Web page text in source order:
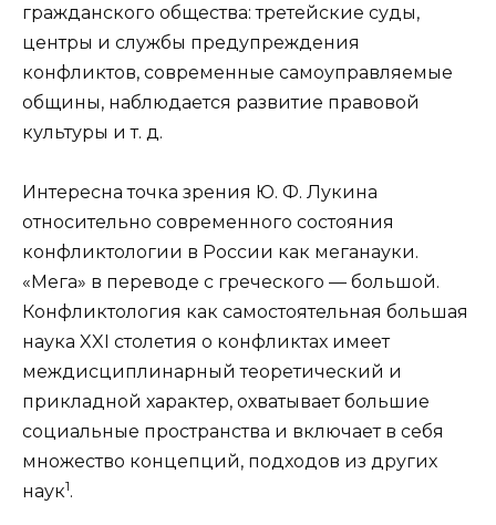
гражданского общества: третейские суды,
центры и службы предупреждения
конфликтов, современные самоуправляемые
общины, наблюдается развитие правовой
культуры и т. д.
Интересна точка зрения Ю. Ф. Лукина
относительно современного состояния
конфликтологии в России как меганауки.
«Мега» в переводе с греческого — большой.
Конфликтология как самостоятельная большая
наука XXI столетия о конфликтах имеет
междисциплинарный теоретический и
прикладной характер, охватывает большие
социальные пространства и включает в себя
множество концепций, подходов из других
наук1.